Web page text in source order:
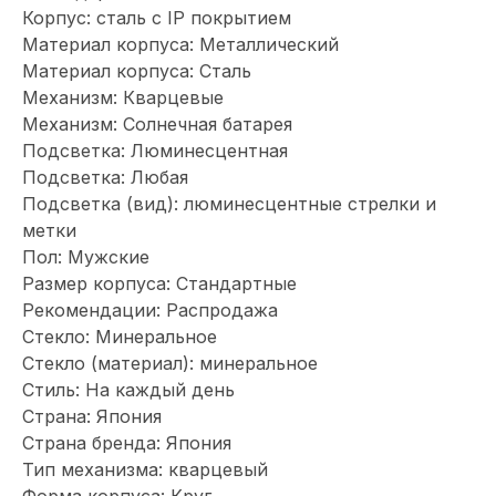
Корпус: сталь с IP покрытием
Материал корпуса: Металлический
Материал корпуса: Сталь
Механизм: Кварцевые
Механизм: Солнечная батарея
Подсветка: Люминесцентная
Подсветка: Любая
Подсветка (вид): люминесцентные стрелки и
метки
Пол: Мужские
Размер корпуса: Стандартные
Рекомендации: Распродажа
Стекло: Минеральное
Стекло (материал): минеральное
Стиль: На каждый день
Страна: Япония
Страна бренда: Япония
Тип механизма: кварцевый